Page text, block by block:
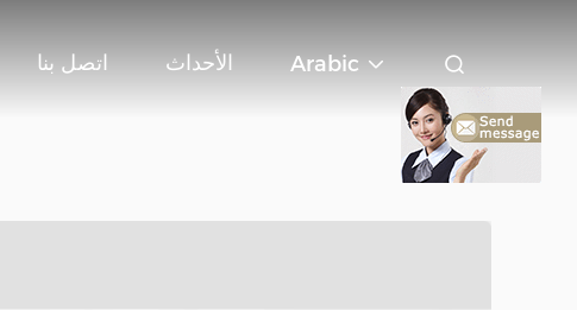
اتصل بنا الأحداث Arabic